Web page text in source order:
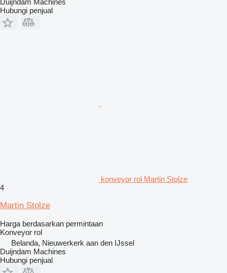
Hubungi penjual
konveyor rol Martin Stolze
4
Martin Stolze
Harga berdasarkan permintaan
Konveyor rol
Belanda, Nieuwerkerk aan den IJssel
Duijndam Machines
Hubungi penjual